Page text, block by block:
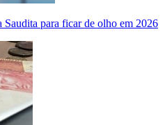
para ficar de olho em 2026